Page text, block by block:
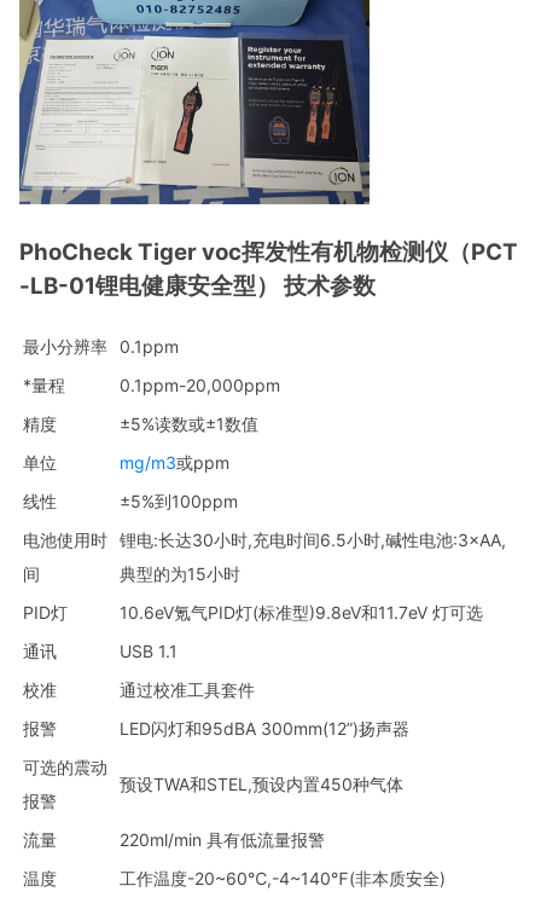
PhoCheck Tiger voc挥发性有机物检测仪（PCT
-LB-01锂电健康安全型） 技术参数
最小分辨率 0.1ppm
*量程
0.1ppm-20,000ppm
精度
±5%读数或±1数值
单位
mg/m3或ppm
线性
±5%到100ppm
电池使用时
间
锂电:长达30小时,充电时间6.5小时,碱性电池:3×AA,
典型的为15小时
PID灯
10.6eV氪气PID灯(标准型)9.8eV和11.7eV 灯可选
通讯
USB 1.1
校准
通过校准工具套件
报警
LED闪灯和95dBA 300mm(12”)扬声器
可选的震动
报警
预设TWA和STEL,预设内置450种气体
流量
220ml/min 具有低流量报警
温度
工作温度-20~60℃,-4~140℉(非本质安全)